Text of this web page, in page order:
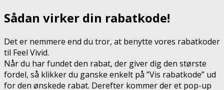
Sådan virker din rabatkode!
Det er nemmere end du tror, at benytte vores rabatkoder
til Feel Vivid.
Når du har fundet den rabat, der giver dig den største
fordel, så klikker du ganske enkelt på ”Vis rabatkode” ud
for den ønskede rabat. Derefter kommer der et pop-up